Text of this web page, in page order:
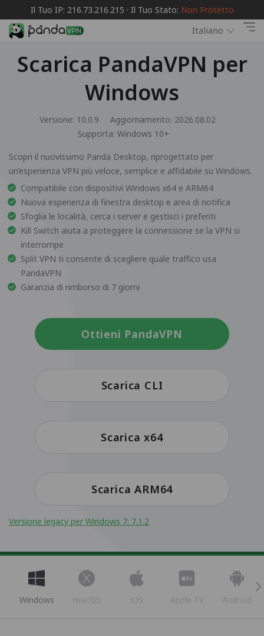
Il Tuo IP: 216.73.216.215 · Il Tuo Stato: Non Protetto
Italiano
Scarica PandaVPN per
Windows
Versione: 10.0.9
Aggiornamento: 2026.08.02
Supporta: Windows 10+
Scopri il nuovissimo Panda Desktop, riprogettato per
un’esperienza VPN più veloce, semplice e affidabile su Windows.
Compatibile con dispositivi Windows x64 e ARM64
Nuova esperienza di finestra desktop e area di notifica
Sfoglia le località, cerca i server e gestisci i preferiti
Kill Switch aiuta a proteggere la connessione se la VPN si
interrompe
Split VPN ti consente di scegliere quale traffico usa
PandaVPN
Garanzia di rimborso di 7 giorni
Ottieni PandaVPN
Scarica CLI
Scarica x64
Scarica ARM64
Versione legacy per Windows 7: 7.1.2
Windows macOS iOS Apple TV Android